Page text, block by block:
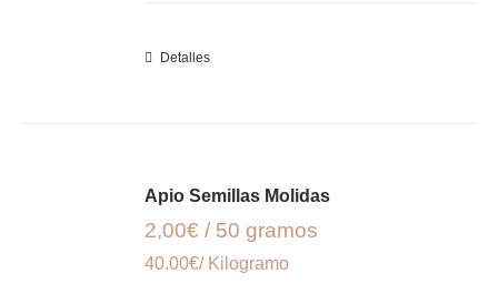
Detalles
Apio Semillas Molidas
2,00€ / 50 gramos
40.00€/ Kilogramo